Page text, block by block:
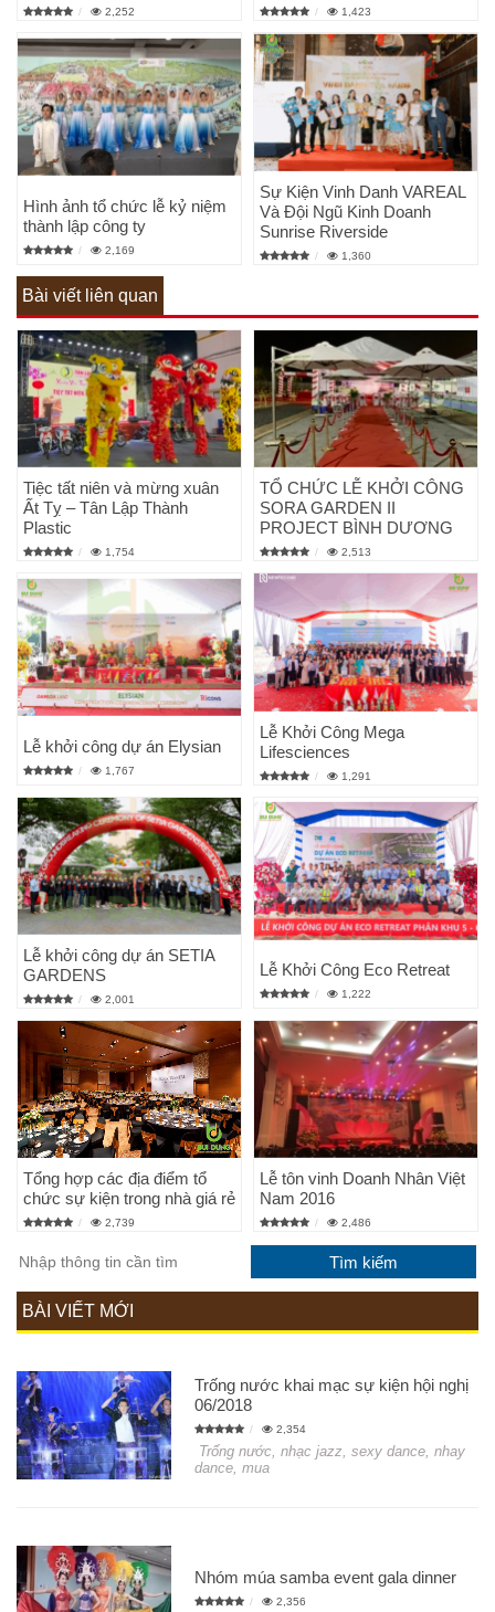
2,252 1,423
Hình ảnh tổ chức lễ kỷ niệm
thành lập công ty
2,169
Sự Kiện Vinh Danh VAREAL
Và Đội Ngũ Kinh Doanh
Sunrise Riverside
1,360
Bài viết liên quan
Tiệc tất niên và mừng xuân
Ất Tỵ – Tân Lập Thành
Plastic
1,754
TỔ CHỨC LỄ KHỞI CÔNG
SORA GARDEN II
PROJECT BÌNH DƯƠNG
2,513
Lễ khởi công dự án Elysian
1,767
Lễ Khởi Công Mega
Lifesciences
1,291
Lễ khởi công dự án SETIA
GARDENS
2,001
Lễ Khởi Công Eco Retreat
1,222
Tổng hợp các địa điểm tổ
chức sự kiện trong nhà giá rẻ
2,739
Lễ tôn vinh Doanh Nhân Việt
Nam 2016
2,486
BÀI VIẾT MỚI
Trống nước khai mạc sự kiện hội nghị
06/2018
2,354
Trống nước, nhạc jazz, sexy dance, nhay
dance, mua
Nhóm múa samba event gala dinner
2,356